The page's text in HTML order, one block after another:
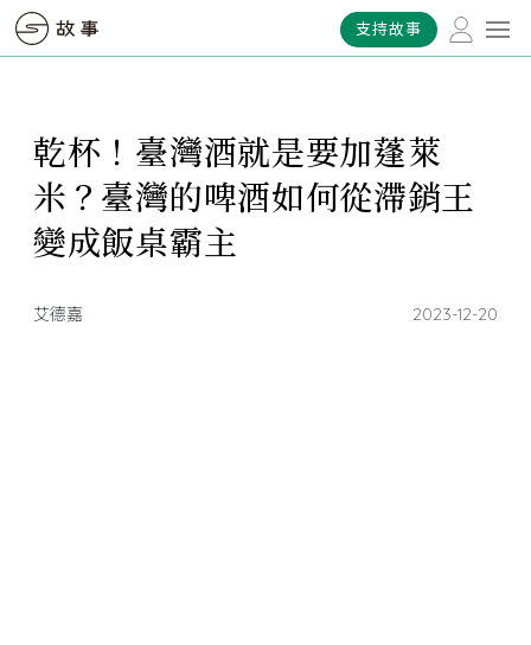
支持故事
乾杯！臺灣酒就是要加蓬萊
米？臺灣的啤酒如何從滯銷王
變成飯桌霸主
艾德嘉 2023-12-20